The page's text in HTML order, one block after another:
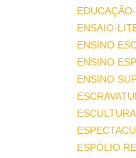
ENSAIO-
ENSINO
ENSINO
ENSINO
ESCULTURA
ESPÓLIO